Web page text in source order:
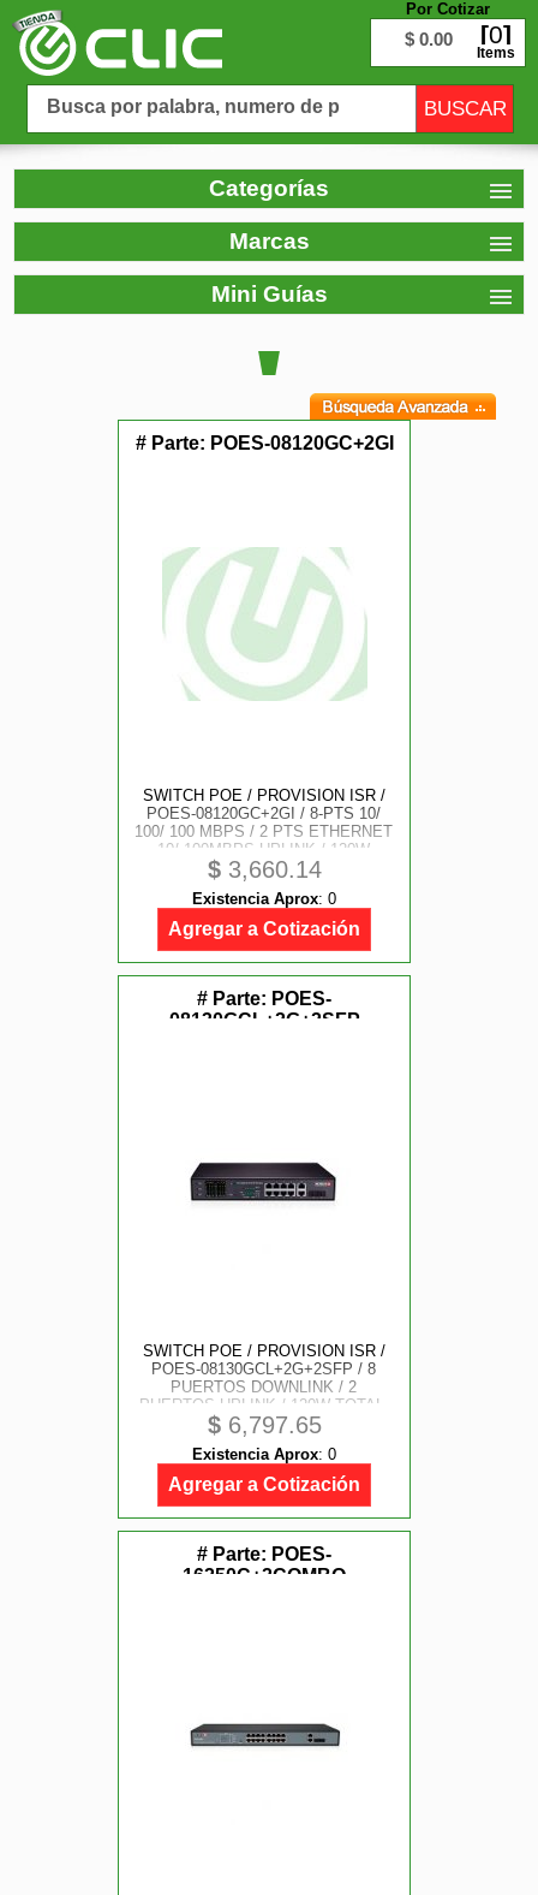
Por Cotizar
$ 0.00 0
Items
Categorías
Marcas
Mini Guías
# Parte: POES-08120GC+2GI
SWITCH POE / PROVISION ISR /
POES-08120GC+2GI / 8-PTS 10/
100/ 100 MBPS / 2 PTS ETHERNET
10/ 100MBPS UPLINK / 120W
INTERNAL POWER SUPPLY
$3,660.14
Existencia Aprox: 0
Agregar a Cotización
# Parte: POES-
08130GCL+2G+2SFP
SWITCH POE / PROVISION ISR /
POES-08130GCL+2G+2SFP / 8
PUERTOS DOWNLINK / 2
PUERTOS UPLINK / 120W TOTAL-
30W MAXIMO C/ P / MONITOR LCD
STATUS POE / FUENTE DE
PODER INCLUIDA / HASTA 2 EN
MODO CCTV
$6,797.65
Existencia Aprox: 0
Agregar a Cotización
# Parte: POES-
16250C+2COMBO